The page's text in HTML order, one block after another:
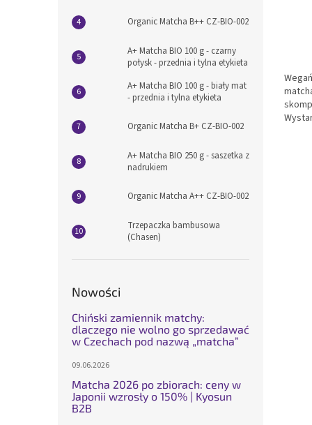
Organic Matcha B++ CZ-BIO-002
A+ Matcha BIO 100 g - czarny
połysk - przednia i tylna etykieta
A+ Matcha BIO 100 g - biały mat
- przednia i tylna etykieta
Organic Matcha B+ CZ-BIO-002
A+ Matcha BIO 250 g - saszetka z
nadrukiem
Organic Matcha A++ CZ-BIO-002
Trzepaczka bambusowa
(Chasen)
Nowości
Chiński zamiennik matchy:
dlaczego nie wolno go sprzedawać
w Czechach pod nazwą „matcha”
09.06.2026
Matcha 2026 po zbiorach: ceny w
Japonii wzrosły o 150% | Kyosun
B2B